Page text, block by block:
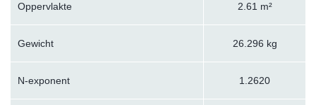
Oppervlakte 2.61 m²
Gewicht 26.296 kg
N-exponent 1.2620